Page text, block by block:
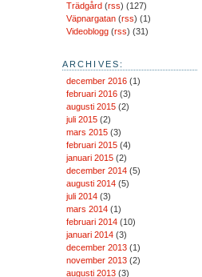
Trädgård(rss) (127)
Väpnargatan(rss) (1)
Videoblogg(rss) (31)
ARCHIVES:
december 2016(1)
februari 2016(3)
augusti 2015(2)
juli 2015(2)
mars 2015(3)
februari 2015(4)
januari 2015(2)
december 2014(5)
augusti 2014(5)
juli 2014(3)
mars 2014(1)
februari 2014(10)
januari 2014(3)
december 2013(1)
november 2013(2)
augusti 2013(3)